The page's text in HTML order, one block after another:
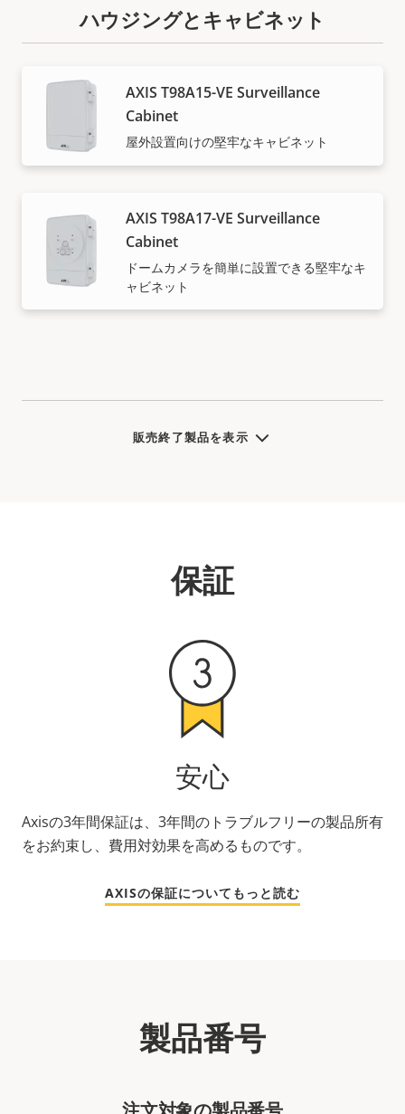
ハウジングとキャビネット
AXIS T98A15-VE Surveillance
Cabinet
屋外設置向けの堅牢なキャビネット
AXIS T98A17-VE Surveillance
Cabinet
ドームカメラを簡単に設置できる堅牢なキ
ャビネット
販売終了製品を表示
保証
安心
Axisの3年間保証は、3年間のトラブルフリーの製品所有
をお約束し、費用対効果を高めるものです。
AXISの保証についてもっと読む
製品番号